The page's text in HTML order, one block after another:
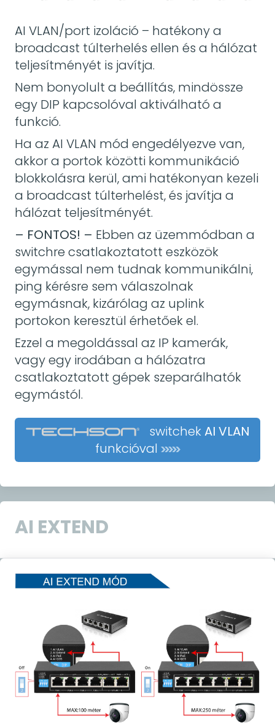
AI VLAN/port izoláció – hatékony a
broadcast túlterhelés ellen és a hálózat
teljesítményét is javítja.
Nem bonyolult a beállítás, mindössze
egy DIP kapcsolóval aktiválható a
funkció.
Ha az AI VLAN mód engedélyezve van,
akkor a portok közötti kommunikáció
blokkolásra kerül, ami hatékonyan kezeli
a broadcast túlterhelést, és javítja a
hálózat teljesítményét.
– FONTOS! – Ebben az üzemmódban a
switchre csatlakoztatott eszközök
egymással nem tudnak kommunikálni,
ping kérésre sem válaszolnak
egymásnak, kizárólag az uplink
portokon keresztül érhetőek el.
Ezzel a megoldással az IP kamerák,
vagy egy irodában a hálózatra
csatlakoztatott gépek szeparálhatók
egymástól.
switchekAI VLAN
funkcióval
AI EXTEND